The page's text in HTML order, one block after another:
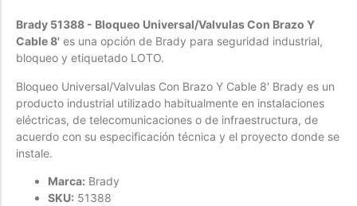
Forfeited you engrossed
Especially favourable
Video
Brady 51388 - Bloqueo Universal/Valvulas Con Brazo Y
Cable 8' es una opción de Brady para seguridad industrial,
bloqueo y etiquetado LOTO.
Bloqueo Universal/Valvulas Con Brazo Y Cable 8' Brady es un
producto industrial utilizado habitualmente en instalaciones
eléctricas, de telecomunicaciones o de infraestructura, de
acuerdo con su especificación técnica y el proyecto donde se
instale.
Marca: Brady
SKU: 51388